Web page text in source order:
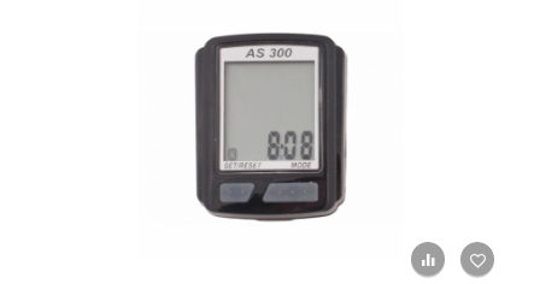
+ К